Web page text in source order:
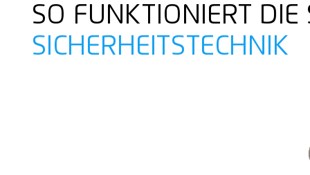
SO FUNKTIONIERT DIE
SICHERHEITSTECHNIK